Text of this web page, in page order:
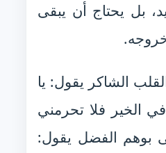
بل يحتاج أن يبقى
الشاكر يقول: يا
الخير فلا تحرمني
بوهم الفضل يقول: